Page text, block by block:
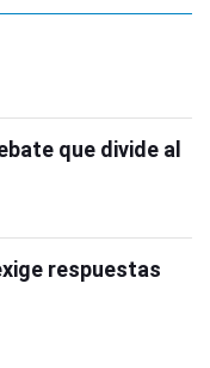
que divide al
respuestas